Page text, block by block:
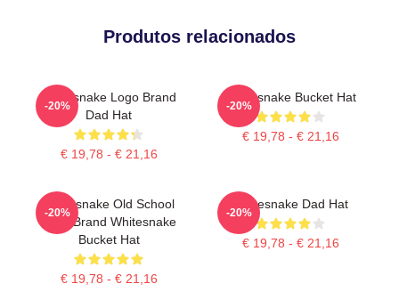
Produtos relacionados
Whitesnake Logo Brand
Dad Hat
€ 19,78 - € 21,16
-20%
Whitesnake Bucket Hat
€ 19,78 - € 21,16
-20%
Whitesnake Old School
Logo Brand Whitesnake
Bucket Hat
€ 19,78 - € 21,16
-20%
Whitesnake Dad Hat
€ 19,78 - € 21,16
-20%